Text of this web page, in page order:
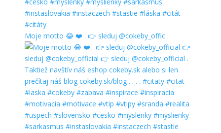
Moje motto 😂 ❤️ . 👉 sleduj @cokeby_offic